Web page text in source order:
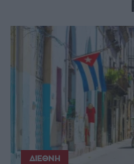
ΔΙΕΘΝΉ